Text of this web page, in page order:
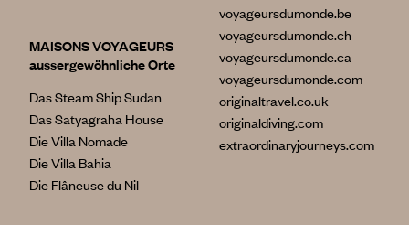
MAISONS VOYAGEURS
aussergewöhnliche Orte
Das Steam Ship Sudan
Das Satyagraha House
Die Villa Nomade
Die Villa Bahia
Die Flâneuse du Nil
voyageursdumonde.be
voyageursdumonde.ch
voyageursdumonde.ca
voyageursdumonde.com
originaltravel.co.uk
originaldiving.com
extraordinaryjourneys.com